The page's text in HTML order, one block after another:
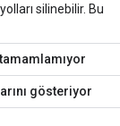
silinebilir. Bu
gösteriyor